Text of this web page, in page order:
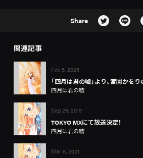
Share
関連記事
Feb 5, 2025
「四月は君の嘘」より、宮園かを
四月は君の嘘
Sep 29, 2019
TOKYO MXにて放送決定！
四月は君の嘘
Mar 8, 2021